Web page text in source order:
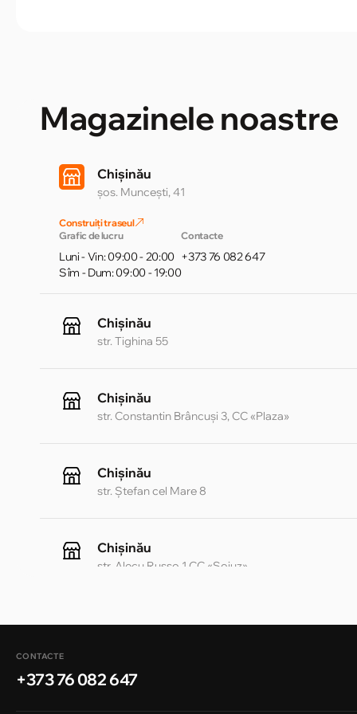
Magazinele noastre
Chișinău
șos. Muncești, 41
Construiți traseul
Grafic de lucru
Luni - Vin: 09:00 - 20:00
Sîm - Dum: 09:00 - 19:00
Contacte
+373 76 082 647
Chișinău
str. Tighina 55
Chișinău
str. Constantin Brâncuși 3, CC «Plaza»
Chișinău
str. Ștefan cel Mare 8
Chișinău
str. Alecu Russo 1 CC «Soiuz»
Chișinău
CONTACTE
+373 76 082 647